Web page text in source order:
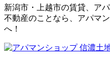
新潟市・上越市の賃貸、ア
不動産のことなら、アパマ
へ！